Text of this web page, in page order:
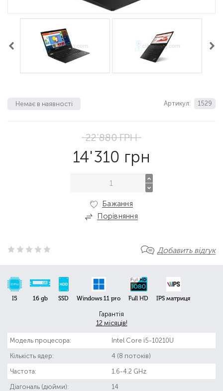
Добавить відгук
I5 16 gb SSD Windows 11 pro Full HD IPS матриця
Гарантія
12 місяців!
Модель процесора: Intel Core i5-10210U
Кількість ядер: 4 (8 потоків)
Частота: 1.6-4.2 GHz
Діагональ (дюйми): 14
Артикул: 1529
Немає в наявності
22'880 ГРН
14'310 грн
Бажання
Порівняння